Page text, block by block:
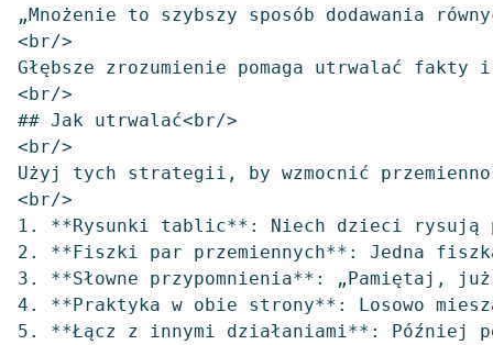
„Mnożenie to szybszy sposób dodawania
<br/>
Głębsze zrozumienie pomaga utrwalać fakty
<br/>
## Jak utrwalać<br/>
<br/>
Użyj tych strategii, by wzmocnić
<br/>
1. **Rysunki tablic**: Niech dzieci rysują
2. **Fiszki par przemiennych**: Jedna
3. **Słowne przypomnienia**: „Pamiętaj,
4. **Praktyka w obie strony**: Losowo
5. **Łącz z innymi działaniami**: Później